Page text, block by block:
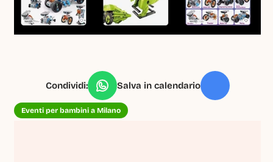
Condividi: Salva in calendario
Eventi per bambini a Milano